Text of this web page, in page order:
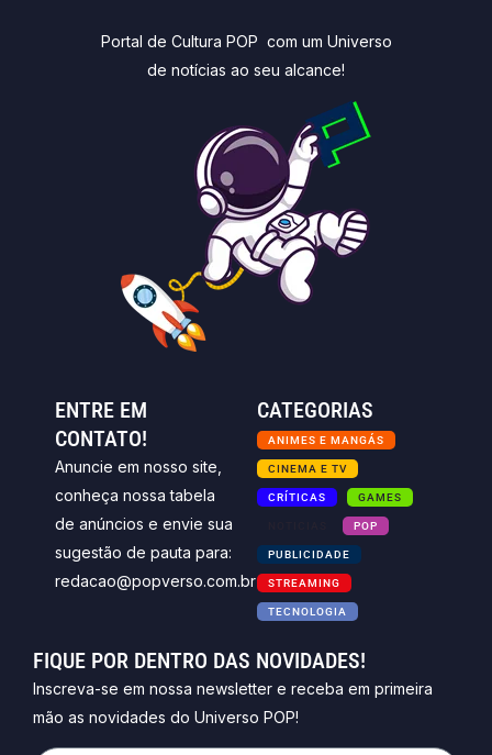
Portal de Cultura POP com um Universo
de notícias ao seu alcance!
ENTRE EM
CONTATO!
Anuncie em nosso site,
conheça nossa tabela
de anúncios e envie sua
sugestão de pauta para:
redacao@popverso.com.br
CATEGORIAS
ANIMES E MANGÁS
CINEMA E TV
CRÍTICAS GAMES
POP
PUBLICIDADE
STREAMING
TECNOLOGIA
FIQUE POR DENTRO DAS NOVIDADES!
Inscreva-se em nossa newsletter e receba em primeira
mão as novidades do Universo POP!